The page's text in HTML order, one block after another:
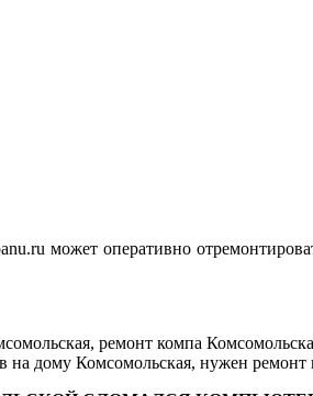
может оперативно